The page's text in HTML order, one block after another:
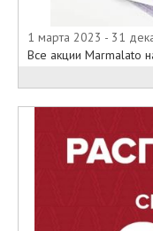
1 марта 2023 - 31
Все акции Marmalato